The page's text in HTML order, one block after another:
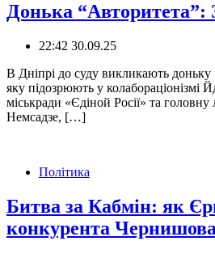
Донька “Авторитета”:
22:42 30.09.25
В Дніпрі до суду викликають доньку
яку підозрюють у колабораціонізмі
міськради «Єдіной Росії» та головну
Немсадзе, […]
Політика
Битва за Кабмін: як
конкурента Чернишова